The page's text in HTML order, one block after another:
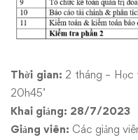
Thời gian: 2 tháng – Học
20h45’
Khai giảng: 28/7/2023
Giảng viên: Các giảng